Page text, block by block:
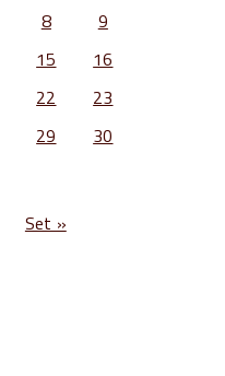
8
9
15
16
22
23
29
30
Set »